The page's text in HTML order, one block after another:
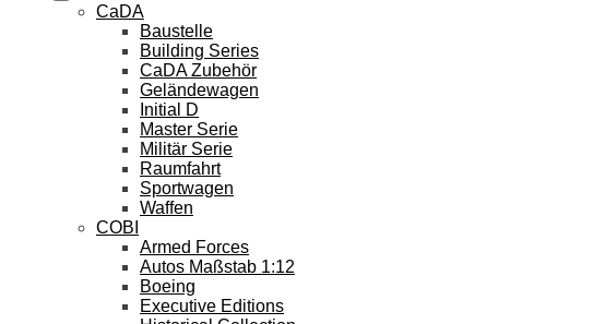
CaDA
Baustelle
Building Series
CaDA Zubehör
Geländewagen
Initial D
Master Serie
Militär Serie
Raumfahrt
Sportwagen
Waffen
COBI
Armed Forces
Autos Maßstab 1:12
Boeing
Executive Editions